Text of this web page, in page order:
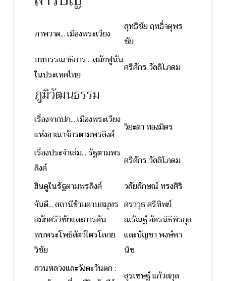
ภาพวาด... เมืองพระเวียง
สุทธิชัย ฤทธิ์จตุพร
ชัย
บทบรรณาธิการ... สมัยฟูนัน
ในประเทศไทย
ศรีศักร วัลลิโภดม
ภูมิวัฒนธรรม
เรื่องจากปก... เมืองพระเวียง
แห่งอาณาจักรตามพรลิงค์
วิยะดา ทองมิตร
เรื่องประจำเล่ม... รัฐตามพร
ลิงค์
ศรีศักร วัลลิโภดม
ฮินดูในรัฐตามพรลิงค์
วลัยลักษณ์ ทรงศิริ
จันดี... สถานีข้ามคาบสมุทร
สมัยศรีวิชัยและการค้น
พบพระโพธิสัตว์ไตรโลกย
วิชัย
ศราวุธ ศรีทิพย์
ณรัณฐ์ อัครนิธิพิรกุล
และบัญชา พงษ์พา
นิช
สวนหลวงและวังตะวันตก :
สุรเชษฐ์ แก้วสกุล